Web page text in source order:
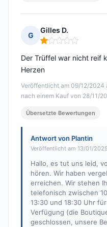
G
Gilles D.
Hinweis: 1 von 5
Veröffentlicht am 09/12/2024
nach einem Kauf von 28/11/
Der Trüffel war nicht reif
Herzen
Übersetzte Bewertungen
Antwort von Plantin
Veröffentlicht am 13/01/2025
Hallo, es tut uns leid,
hören. Wir haben
erreichen. Wir stehen
telefonisch zwischen
13:30 und 18:30 Uhr
Verfügung (die
geschlossen, unsere